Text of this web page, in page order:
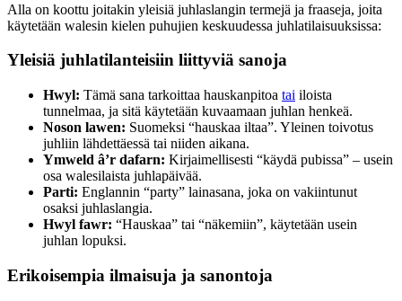
Alla on koottu joitakin yleisiä juhlaslangin termejä ja fraaseja, joita
käytetään walesin kielen puhujien keskuudessa juhlatilaisuuksissa:
Yleisiä juhlatilanteisiin liittyviä sanoja
Hwyl: Tämä sana tarkoittaa hauskanpitoa tai iloista
tunnelmaa, ja sitä käytetään kuvaamaan juhlan henkeä.
Noson lawen: Suomeksi “hauskaa iltaa”. Yleinen toivotus
juhliin lähdettäessä tai niiden aikana.
Ymweld â’r dafarn: Kirjaimellisesti “käydä pubissa” – usein
osa walesilaista juhlapäivää.
Parti: Englannin “party” lainasana, joka on vakiintunut
osaksi juhlaslangia.
Hwyl fawr: “Hauskaa” tai “näkemiin”, käytetään usein
juhlan lopuksi.
Erikoisempia ilmaisuja ja sanontoja